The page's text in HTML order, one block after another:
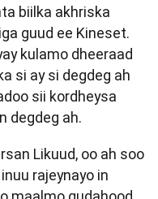
biilka akhriska
guud ee Kineset.
kulamo dheeraad
si ay si degdeg ah
sii kordheysa
degdeg ah.
Likuud, oo ah soo
rajeynayo in